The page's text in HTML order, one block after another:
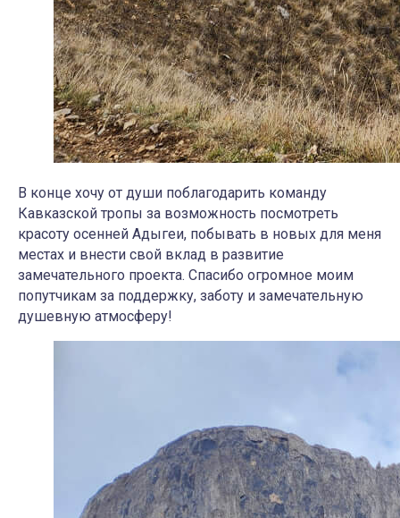
В конце хочу от души поблагодарить команду
Кавказской тропы за возможность посмотреть
красоту осенней Адыгеи, побывать в новых для меня
местах и внести свой вклад в развитие
замечательного проекта. Спасибо огромное моим
попутчикам за поддержку, заботу и замечательную
душевную атмосферу!